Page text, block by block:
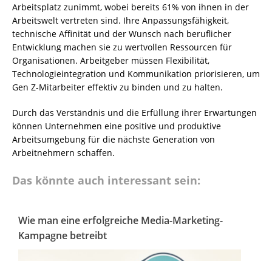
Arbeitsplatz zunimmt, wobei bereits 61% von ihnen in der
Arbeitswelt vertreten sind. Ihre Anpassungsfähigkeit,
technische Affinität und der Wunsch nach beruflicher
Entwicklung machen sie zu wertvollen Ressourcen für
Organisationen. Arbeitgeber müssen Flexibilität,
Technologieintegration und Kommunikation priorisieren, um
Gen Z-Mitarbeiter effektiv zu binden und zu halten.
Durch das Verständnis und die Erfüllung ihrer Erwartungen
können Unternehmen eine positive und produktive
Arbeitsumgebung für die nächste Generation von
Arbeitnehmern schaffen.
Das könnte auch interessant sein:
Wie man eine erfolgreiche Media-Marketing-
Kampagne betreibt